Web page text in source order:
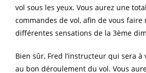
vol sous les yeux. Vous aurez une
commandes de vol, afin de vous faire
différentes sensations de la 3ème
Bien sûr, Fred l’instructeur qui sera à
au bon déroulement du vol. Vous